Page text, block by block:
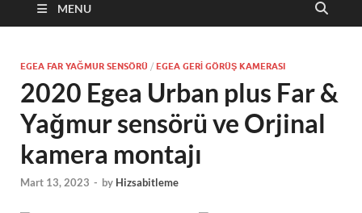
MENU
EGEA FAR YAĞMUR SENSÖRÜ / EGEA GERI GÖRÜŞ KAMERASI
2020 Egea Urban plus Far &
Yağmur sensörü ve Orjinal
kamera montajı
Mart 13, 2023 - by Hizsabitleme